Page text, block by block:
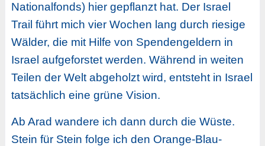
Nationalfonds) hier gepflanzt hat. Der Israel
Trail führt mich vier Wochen lang durch riesige
Wälder, die mit Hilfe von Spendengeldern in
Israel aufgeforstet werden. Während in weiten
Teilen der Welt abgeholzt wird, entsteht in Israel
tatsächlich eine grüne Vision.
Ab Arad wandere ich dann durch die Wüste.
Stein für Stein folge ich den Orange-Blau-